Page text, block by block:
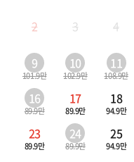
2 3 4
9
101.9만
10
102.9만
11
108.9만
16
89.9만
17
89.9만
18
94.9만
23
89.9만
24
89.9만
25
94.9만